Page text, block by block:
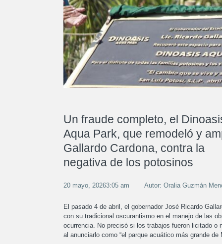
Un fraude completo, el
Aqua Park, que remodeló y
Gallardo Cardona, contra la
negativa de los potosinos
20 mayo, 20263:05 am Autor: Oralia Guzmán
El pasado 4 de abril, el gobernador José Ricardo
con su tradicional oscurantismo en el manejo de las
ocurrencia. No precisó si los trabajos fueron licitado
al anunciarlo como “el parque acuático más grande de